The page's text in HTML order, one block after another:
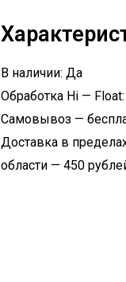
В наличии: Да
Обработка Hi —
Самовывоз —
Доставка в
области — 450